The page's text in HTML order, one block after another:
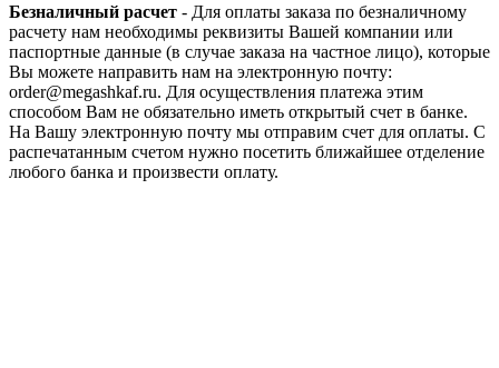
Безналичный расчет - Для оплаты заказа по безналичному
расчету нам необходимы реквизиты Вашей компании или
паспортные данные (в случае заказа на частное лицо), которые
Вы можете направить нам на электронную почту:
order@megashkaf.ru. Для осуществления платежа этим
способом Вам не обязательно иметь открытый счет в банке.
На Вашу электронную почту мы отправим счет для оплаты. С
распечатанным счетом нужно посетить ближайшее отделение
любого банка и произвести оплату.